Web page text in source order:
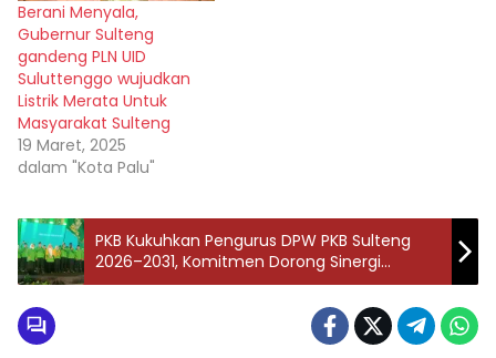
Berani Menyala,
Gubernur Sulteng
gandeng PLN UID
Suluttenggo wujudkan
Listrik Merata Untuk
Masyarakat Sulteng
19 Maret, 2025
dalam "Kota Palu"
PKB Kukuhkan Pengurus DPW PKB Sulteng
2026–2031, Komitmen Dorong Sinergi
Bangun Daerah